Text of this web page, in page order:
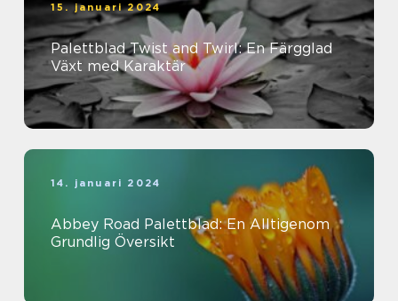
15. januari 2024
Palettblad Twist and Twirl: En Färgglad
Växt med Karaktär
14. januari 2024
Abbey Road Palettblad: En Alltigenom
Grundlig Översikt